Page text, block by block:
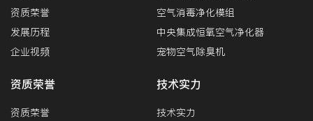
资质荣誉
发展历程
企业视频
空气消毒净化模组
中央集成恒氧空气净化器
宠物空气除臭机
资质荣誉
资质荣誉
技术实力
技术实力